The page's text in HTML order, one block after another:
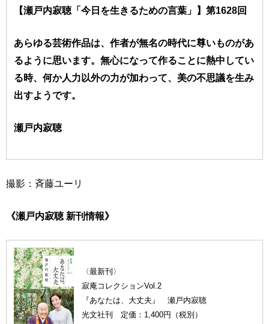
【瀬戸内寂聴「今日を生きるための言葉」】第1628回
あらゆる芸術作品は、作者が無名の時代に尊いものがあ
るように思います。無心になって作ることに熱中してい
る時、何か人力以外の力が加わって、美の不思議を生み
出すようです。
瀬戸内寂聴
撮影：斉藤ユーリ
《瀬戸内寂聴 新刊情報》
〈最新刊〉
寂庵コレクションVol.2
『あなたは、大丈夫』 瀬戸内寂聴
光文社刊 定価：1,400円（税別）